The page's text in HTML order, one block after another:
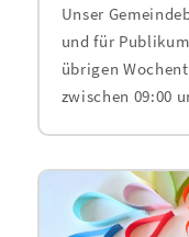
Unser
und für
übrigen
zwischen 09:00